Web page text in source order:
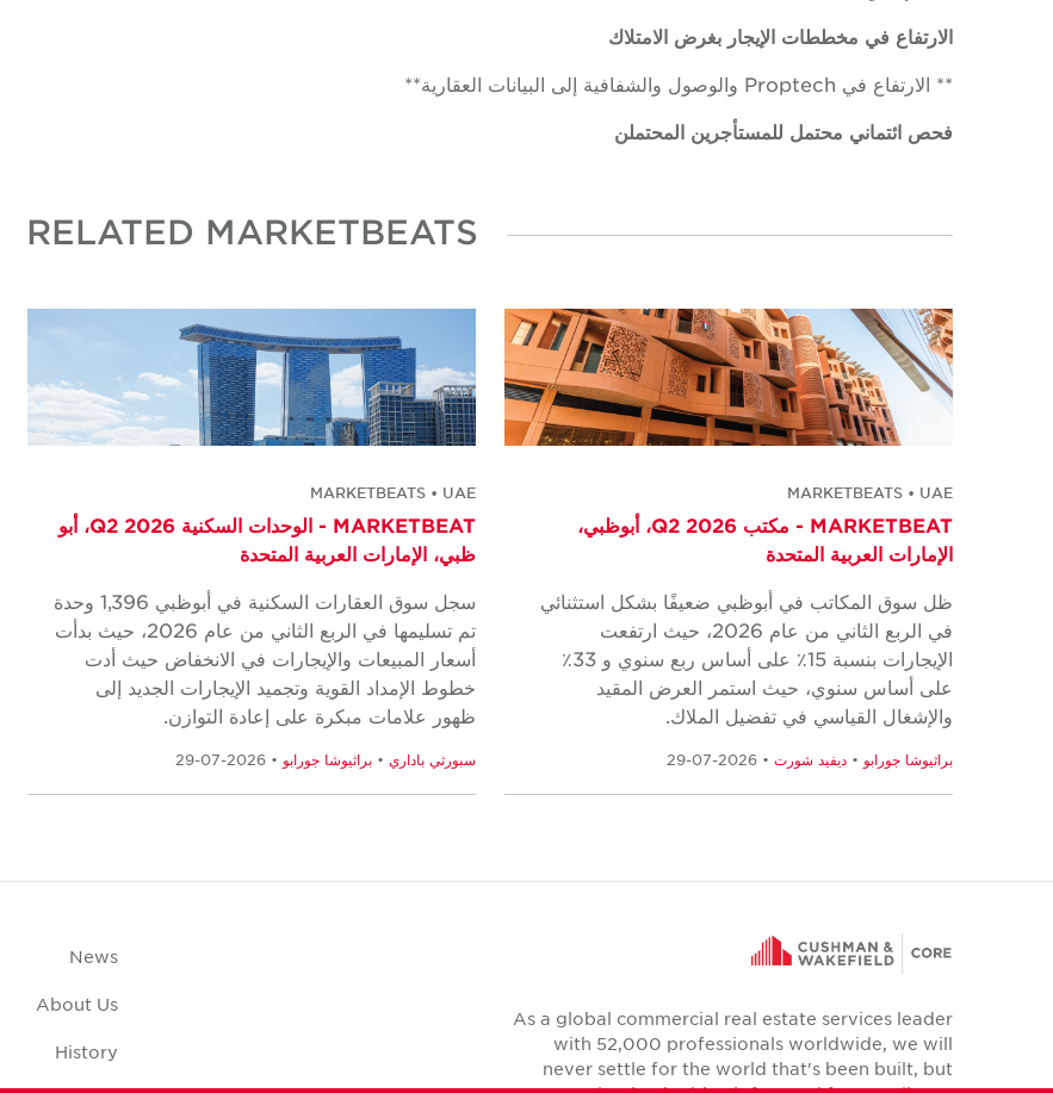
الارتفاع في مخططات الإيجار بغرض الامتلاك
** الارتفاع في Proptech والوصول والشفافية إلى البيانات العقارية**
فحص ائتماني محتمل للمستأجرين المحتملن
RELATED MARKETBEATS
MARKETBEATS • UAE
MARKETBEAT - مكتب Q2 2026، أبوظبي،
الإمارات العربية المتحدة
ظل سوق المكاتب في أبوظبي ضعيفًا بشكل استثنائي
في الربع الثاني من عام 2026، حيث ارتفعت
الإيجارات بنسبة 15٪ على أساس ربع سنوي و 33٪
على أساس سنوي، حيث استمر العرض المقيد
والإشغال القياسي في تفضيل الملاك.
براثيوشا جورابو • ديفيد شورت • 2026-07-29
MARKETBEATS • UAE
MARKETBEAT - الوحدات السكنية Q2 2026، أبو
ظبي، الإمارات العربية المتحدة
سجل سوق العقارات السكنية في أبوظبي 1,396 وحدة
تم تسليمها في الربع الثاني من عام 2026، حيث بدأت
أسعار المبيعات والإيجارات في الانخفاض حيث أدت
خطوط الإمداد القوية وتجميد الإيجارات الجديد إلى
ظهور علامات مبكرة على إعادة التوازن.
سبورثي باداري• براثيوشا جورابو • 2026-07-29
As a global commercial real estate services leader
with 52,000 professionals worldwide, we will
never settle for the world that's been built, but
News
About Us
History